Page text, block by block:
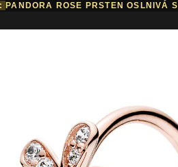
PANDORA ROSE PRSTEN OSLNIVÁ